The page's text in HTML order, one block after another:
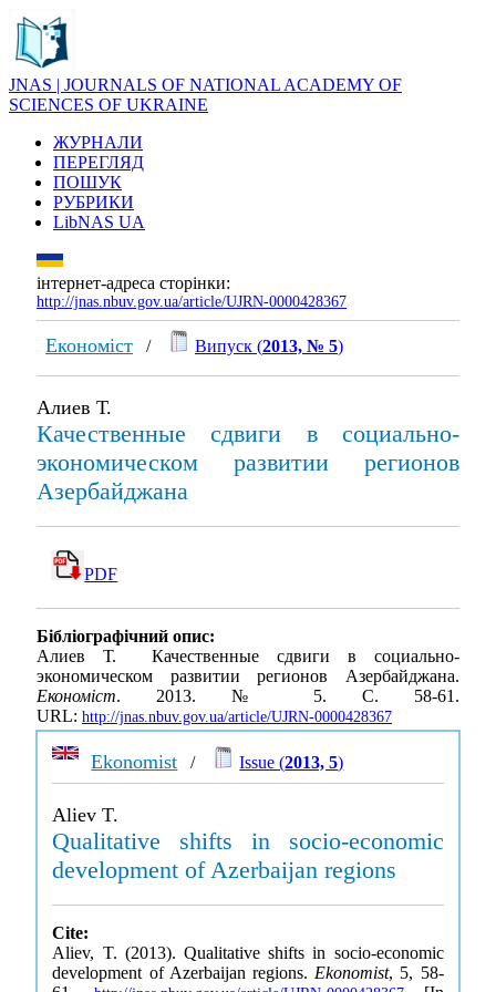
JNAS | JOURNALS OF NATIONAL ACADEMY OF
SCIENCES OF UKRAINE
ЖУРНАЛИ
ПЕРЕГЛЯД
ПОШУК
РУБРИКИ
LibNAS UA
інтернет-адреса сторінки:
http://jnas.nbuv.gov.ua/article/UJRN-0000428367
Економіст / Випуск (2013, № 5)
Алиев Т.
Качественные сдвиги в социально-
экономическом развитии регионов
Азербайджана
PDF
Бібліографічний опис:
Алиев Т. Качественные сдвиги в социально-
экономическом развитии регионов Азербайджана.
Економіст. 2013. № 5. С. 58-61.
URL: http://jnas.nbuv.gov.ua/article/UJRN-0000428367
Ekonomist / Issue (2013, 5)
Aliev T.
Qualitative shifts in socio-economic
development of Azerbaijan regions
Cite:
Aliev, T. (2013). Qualitative shifts in socio-economic
development of Azerbaijan regions. Ekonomist, 5, 58-